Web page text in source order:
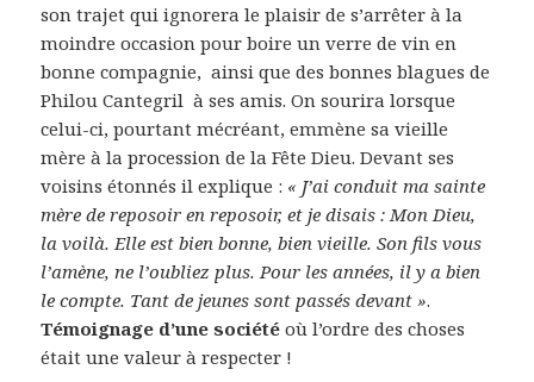
son trajet qui ignorera le plaisir de s’arrêter à la
moindre occasion pour boire un verre de vin en
bonne compagnie, ainsi que des bonnes blagues de
Philou Cantegril à ses amis. On sourira lorsque
celui-ci, pourtant mécréant, emmène sa vieille
mère à la procession de la Fête Dieu. Devant ses
voisins étonnés il explique : « J’ai conduit ma sainte
mère de reposoir en reposoir, et je disais : Mon Dieu,
la voilà. Elle est bien bonne, bien vieille. Son fils vous
l’amène, ne l’oubliez plus. Pour les années, il y a bien
le compte. Tant de jeunes sont passés devant ».
Témoignage d’une société où l’ordre des choses
était une valeur à respecter !